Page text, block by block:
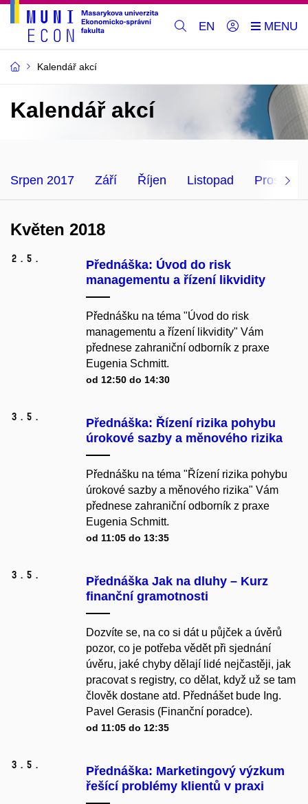
EN
Kalendář akcí
Kalendář akcí
Srpen 2017 Září Říjen Listopad Prosinec
Květen 2018
2. 5.
Přednáška: Úvod do risk
managementu a řízení likvidity
Přednášku na téma "Úvod do risk
managementu a řízení likvidity" Vám
přednese zahraniční odborník z praxe
Eugenia Schmitt.
od 12:50 do 14:30
3. 5.
Přednáška: Řízení rizika pohybu
úrokové sazby a měnového rizika
Přednášku na téma "Řízení rizika pohybu
úrokové sazby a měnového rizika" Vám
přednese zahraniční odborník z praxe
Eugenia Schmitt.
od 11:05 do 13:35
3. 5.
Přednáška Jak na dluhy – Kurz
finanční gramotnosti
Dozvíte se, na co si dát u půjček a úvěrů
pozor, co je potřeba vědět při sjednání
úvěru, jaké chyby dělají lidé nejčastěji, jak
pracovat s registry, co dělat, když už se tam
člověk dostane atd. Přednášet bude Ing.
Pavel Gerasis (Finanční poradce).
od 11:05 do 12:35
3. 5.
Přednáška: Marketingový výzkum
řešící problémy klientů v praxi